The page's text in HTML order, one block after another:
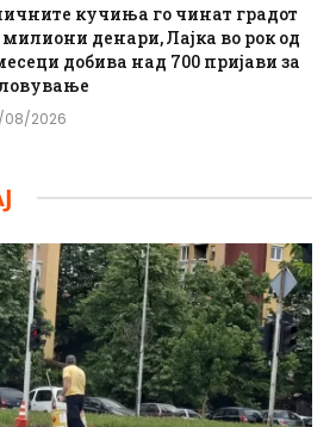
кучиња го чинат градот
милиони денари, Лајка во рок од
добива над 700 пријави за
08/2026